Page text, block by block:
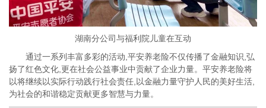
湖南分公司与福利院儿童在互动
通过一系列丰富多彩的活动,平安养老险不仅传播了金融知识,弘
扬了红色文化,更在社会公益事业中贡献了企业力量。平安养老险将
以将继续以实际行动践行社会责任,以金融力量守护人民的美好生活,
为社会的和谐稳定贡献更多智慧与力量。